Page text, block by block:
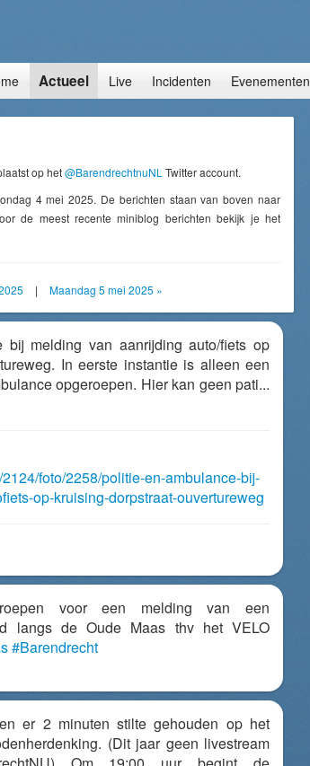
Actueel Live Incidenten Evenementen
op het@BarendrechtnuNL Twitter account.
4 mei 2025. De berichten staan van boven naar
de meest recente miniblog berichten bekijk je het
| Maandag 5 mei 2025 »
bij melding van aanrijding auto/fiets op
In eerste instantie is alleen een
opgeroepen. Hier kan geen pati...
foto/2258/politie-en-ambulance-bij-
op-kruising-dorpstraat-ouvertureweg
voor een melding van een
langs de Oude Maas thv het VELO
#Barendrecht
er 2 minuten stilte gehouden op het
(Dit jaar geen livestream